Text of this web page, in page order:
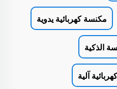
مكنسة كهربائية يدوية
الذكية
آلية